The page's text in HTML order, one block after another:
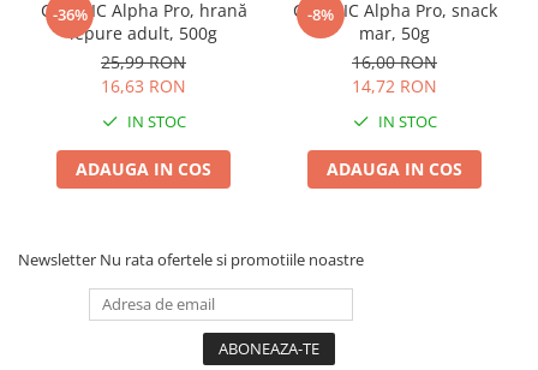
Batoane Rozătoare
Îngrijire Rozătoare
Așternut Igienic Rozătoare
Cuști Rozătoare
Hrană Broaște Țestoase
-36%
CUNIPIC Alpha Pro, hrană
iepure adult, 500g
25,99 RON
16,63 RON
IN STOC
ADAUGA IN COS
-8%
CUNIPIC Alpha Pro, snack
mar, 50g
16,00 RON
14,72 RON
IN STOC
ADAUGA IN COS
Newsletter Nu rata ofertele si promotiile noastre